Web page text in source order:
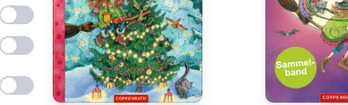
ausgewählt
Nicht
ausgewählt
Nicht
ausgewählt
Nicht